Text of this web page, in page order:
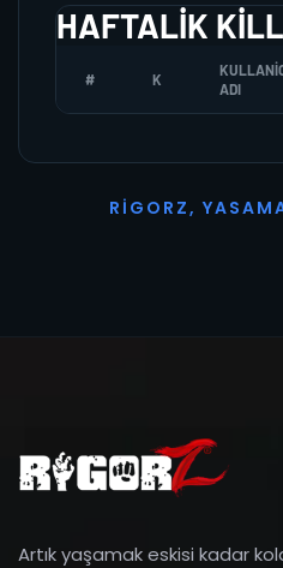
HAFTALIK
# K
ADI
R I G O R Z, YASAM
Artık yaşamak eskisi kadar